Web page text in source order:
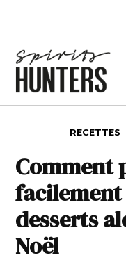
RECETTES
Comment
desserts
Noël